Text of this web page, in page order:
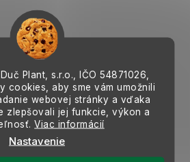
Plant, s.r.o., IČO 54871026,
cookies, aby sme vám umožnili
webovej stránky a vďaka
zlepšovali jej funkcie, výkon a
Viac informácií
Nastavenie
p
r
v
k
y
v
ý
p
i
s
u